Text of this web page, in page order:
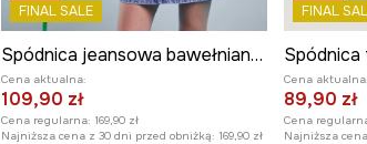
FINAL SALE
Spódnica jeansowa bawełniana damska mini z ozdobnym haftem
Cena aktualna:
109,90 zł
Cena regularna: 169,90 zł
Najniższa cena z 30 dni przed obniżką: 169,90 zł
FINAL
Cena aktualna:
89,90 zł
Cena
Najniższa